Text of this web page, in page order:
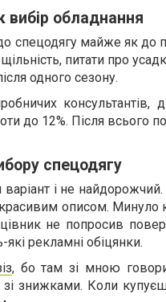
обладнання
спецодягу майже як до
питати про
одного сезону.
консультантів,
до 12%. Після всього
спецодягу
і не
описом. Минуло
не попросив
рекламні обіцянки.
, бо там зі мною
знижками. Коли